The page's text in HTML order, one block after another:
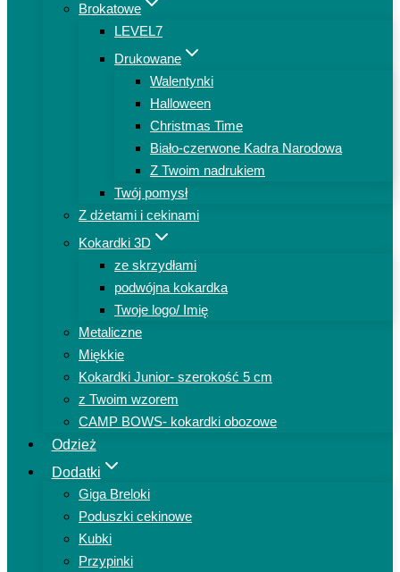
Brokatowe
LEVEL7
Drukowane
Walentynki
Halloween
Christmas Time
Biało-czerwone Kadra Narodowa
Z Twoim nadrukiem
Twój pomysł
Z dżetami i cekinami
Kokardki 3D
ze skrzydłami
podwójna kokardka
Twoje logo/ Imię
Metaliczne
Miękkie
Kokardki Junior- szerokość 5 cm
z Twoim wzorem
CAMP BOWS- kokardki obozowe
Odzież
Dodatki
Giga Breloki
Poduszki cekinowe
Kubki
Przypinki